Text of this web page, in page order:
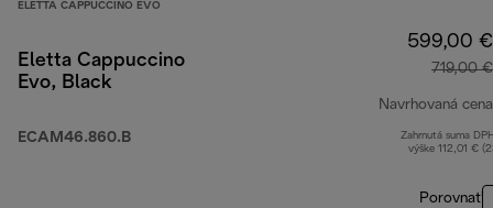
ELETTA CAPPUCCINO EVO
Eletta Cappuccino
Evo, Black
ECAM46.860.B
599,00 €
719,00 €
Navrhovaná cena
Zahrnutá suma
výške 112,01 €
Porovnať